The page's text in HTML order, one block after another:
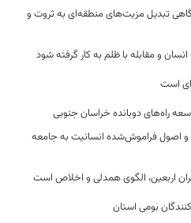
تبدیل مزیت‌های منطقه‌ای به ثروت و
و مقابله با ظلم به کار گرفته شود
است
و اصول فراموش‌شده انسانیت به جامعه
اربعین، الگوی همدلی و اخلاص است
بومی استان